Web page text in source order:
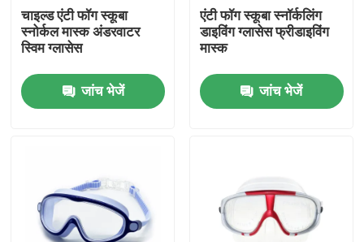
घर
हमारे बारे में
चाइल्ड एंटी फॉग स्कूबा
स्नोर्कल मास्क अंडरवाटर
स्विम ग्लासेस
जांच भेजें
एंटी फॉग स्कूबा स्नॉर्कलिंग
डाइविंग ग्लासेस फ्रीडाइविंग
मास्क
जांच भेजें